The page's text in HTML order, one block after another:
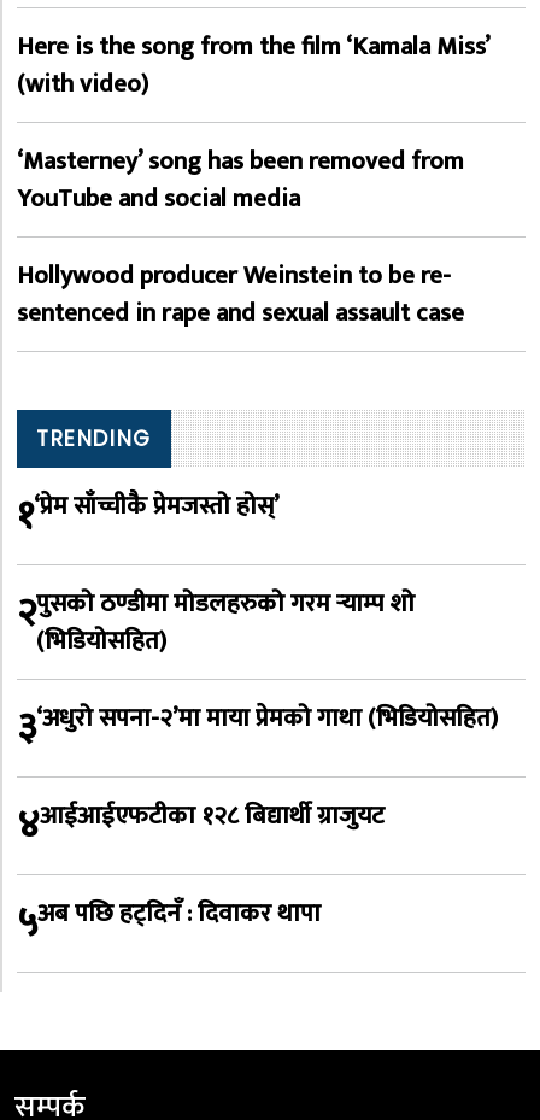
Here is the song from the film ‘Kamala Miss’
(with video)
‘Masterney’ song has been removed from
YouTube and social media
Hollywood producer Weinstein to be re-
sentenced in rape and sexual assault case
TRENDING
१‘प्रेम साँच्चीकै प्रेमजस्तो होस्’
२पुसको ठण्डीमा मोडलहरुको गरम र्‍याम्प शो
(भिडियोसहित)
३‘अधुरो सपना-२’मा माया प्रेमको गाथा (भिडियोसहित)
४आईआईएफटीका १२८ बिद्यार्थी ग्राजुयट
५अब पछि हट्दिनँ : दिवाकर थापा
सम्पर्क